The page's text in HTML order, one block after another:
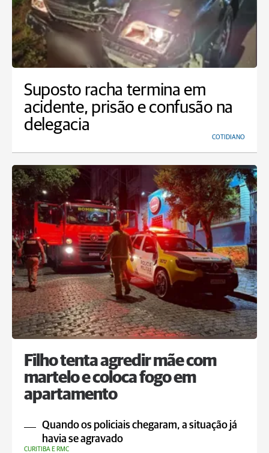
Suposto racha termina em
acidente, prisão e confusão na
delegacia
COTIDIANO
Filho tenta agredir mãe com
martelo e coloca fogo em
apartamento
Quando os policiais chegaram, a situação já
havia se agravado
CURITIBA E RMC